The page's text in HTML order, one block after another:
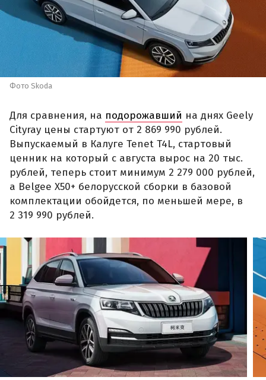
Фото Skoda
Для сравнения, на подорожавший на днях Geely
Cityray цены стартуют от 2 869 990 рублей.
Выпускаемый в Калуге Tenet T4L, стартовый
ценник на который с августа вырос на 20 тыс.
рублей, теперь стоит минимум 2 279 000 рублей,
а Belgee X50+ белорусской сборки в базовой
комплектации обойдется, по меньшей мере, в
2 319 990 рублей.